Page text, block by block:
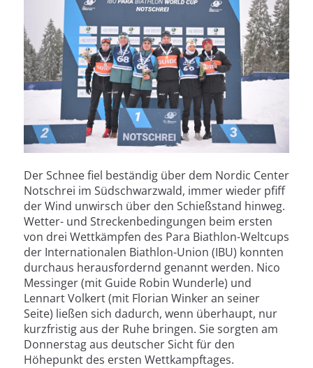
Der Schnee fiel beständig über dem Nordic Center
Notschrei im Südschwarzwald, immer wieder pfiff
der Wind unwirsch über den Schießstand hinweg.
Wetter- und Streckenbedingungen beim ersten
von drei Wettkämpfen des Para Biathlon-Weltcups
der Internationalen Biathlon-Union (IBU) konnten
durchaus herausfordernd genannt werden. Nico
Messinger (mit Guide Robin Wunderle) und
Lennart Volkert (mit Florian Winker an seiner
Seite) ließen sich dadurch, wenn überhaupt, nur
kurzfristig aus der Ruhe bringen. Sie sorgten am
Donnerstag aus deutscher Sicht für den
Höhepunkt des ersten Wettkampftages.